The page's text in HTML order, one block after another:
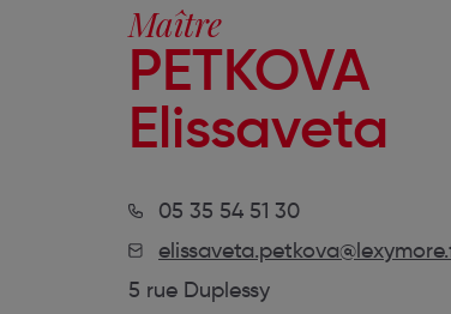
Maître
PETKOVA
Elissaveta
05 35 54 51 30
5 rue Duplessy